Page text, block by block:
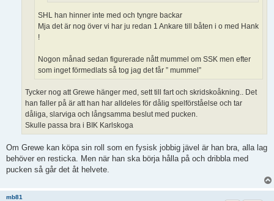
SHL han hinner inte med och tyngre backar
Mja det är nog över vi har ju redan 1 Ankare till båten i o med Hank
!
Nogon månad sedan figurerade nått mummel om SSK men efter
som inget förmedlats så tog jag det får ” mummel”
Tycker nog att Grewe hänger med, sett till fart och skridskoåkning.. Det
han faller på är att han har alldeles för dålig spelförståelse och tar
dåliga, slarviga och långsamma beslut med pucken.
Skulle passa bra i BIK Karlskoga
Om Grewe kan köpa sin roll som en fysisk jobbig jävel är han bra, alla lag
behöver en resticka. Men när han ska börja hålla på och dribbla med
pucken så går det åt helvete.
mb81